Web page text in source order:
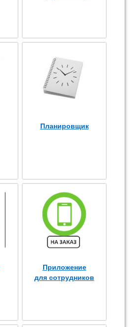
Планировщик
Приложение
для сотрудников